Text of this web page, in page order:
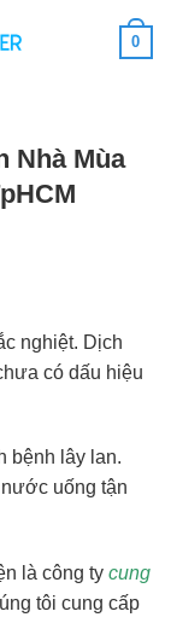
0
Nhà Mùa
nghiệt. Dịch
có dấu hiệu
bệnh lây lan.
uống tận
là công ty cung
tôi cung cấp